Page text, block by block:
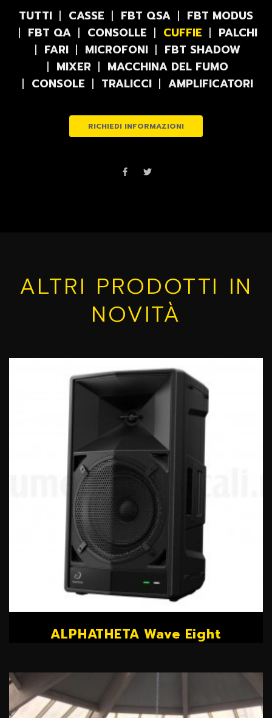
TUTTI CASSE FBT QSA
FBT MODUS
FBT QA
CONSOLLE CUFFIE
PALCHI
FARI
MICROFONI
FBT SHADOW
MIXER
MACCHINA DEL FUMO
CONSOLE
TRALICCI AMPLIFICATORI
RICHIEDI INFORMAZIONI
ALTRI PRODOTTI IN
NOVITÀ
ALPHATHETA Wave Eight